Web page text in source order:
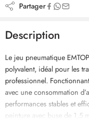
Partager
Description
Le jeu pneumatique
polyvalent, idéal pour les
professionnel.
avec une consommation
performances stables et
peinture avec buse de 1,5